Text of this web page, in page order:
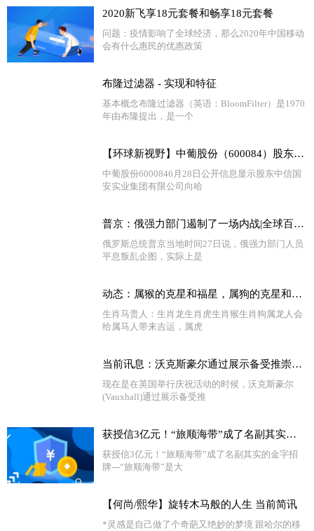
2020新飞享18元套餐和畅享18元套餐
问题：疫情影响了全球经济，那么2020年中国移动
会有什么惠民的优惠政策
布隆过滤器 - 实现和特征
基本概念布隆过滤器（英语：BloomFilter）是1970
年由布隆提出，是一个
【环球新视野】中葡股份（600084）股东中信国安实业集团有限公司质押1.3亿股，占总股本11.57%
中葡股份6000846月28日公开信息显示股东中信国
安实业集团有限公司向哈
普京：俄强力部门遏制了一场内战|全球百事通
俄罗斯总统普京当地时间27日说，俄强力部门人员
平息叛乱企图，实际上是
动态：属猴的克星和福星，属狗的克星和福星
生肖马贵人：生肖龙生肖虎生肖猴生肖狗属龙人会
给属马人带来吉运，属虎
当前讯息：沃克斯豪尔通过展示备受推崇的限量版Corsa Griffin
现在是在英国举行庆祝活动的时候，沃克斯豪尔
(Vauxhall)通过展示备受推
获授信3亿元！“旅顺海带”成了名副其实的金字招牌-天天聚看点
获授信3亿元！“旅顺海带”成了名副其实的金字招
牌---“旅顺海带”是大
【何尚/熙华】旋转木马般的人生 当前简讯
*灵感是自己做了个奇葩又绝妙的梦境 跟哈尔的移